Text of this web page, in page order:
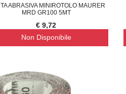
ABRASIVA MINIROTOLO MAURER
MRD GR100 5MT
€ 9,72
Non Disponibile